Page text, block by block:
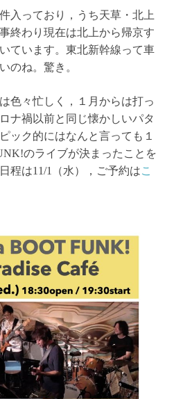
入っており，うち天草・北上
終わり現在は北上から帰京す
ています。東北新幹線って車
のね。驚き。
色々忙しく，１月からは打っ
ナ禍以前と同じ懐かしいパタ
ック的にはなんと言っても１
のライブが決まったことを
程は11/1（水），ご予約はこ